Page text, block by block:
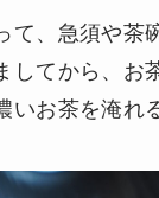
て、急須や茶
してから、お
いお茶を淹れ